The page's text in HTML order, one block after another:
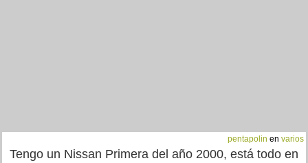
pentapolin en varios
Tengo un Nissan Primera del año 2000, está todo en